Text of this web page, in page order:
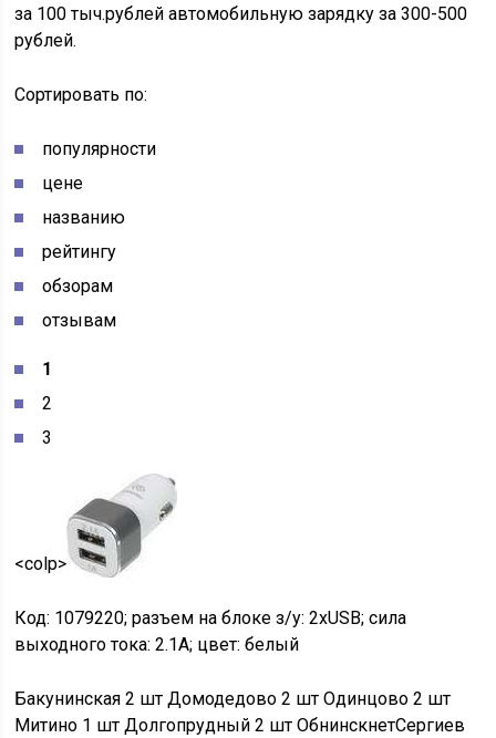
за 100 тыч.рублей автомобильную зарядку за 300-500
рублей.
Сортировать по:
популярности
цене
названию
рейтингу
обзорам
отзывам
1
2
3
<colp>
Код: 1079220; разъем на блоке з/у: 2xUSB; сила
выходного тока: 2.1A; цвет: белый
Бакунинская 2 штДомодедово 2 штОдинцово 2 шт
Митино 1 штДолгопрудный 2 штОбнинскнетСергиев